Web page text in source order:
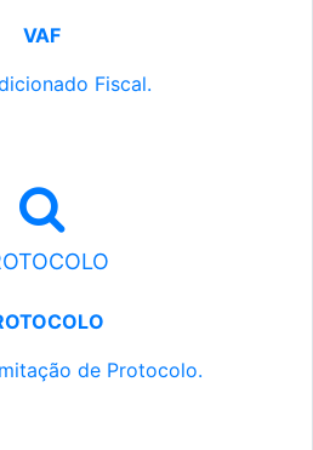
VAF
Fiscal.
de Protocolo.